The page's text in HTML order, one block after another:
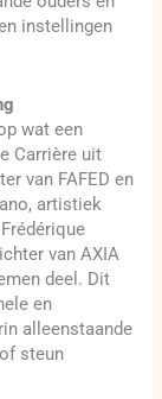
instellingen
wat een
Carrière uit
van FAFED en
artistiek
van AXIA
deel. Dit
en
alleenstaande
steun